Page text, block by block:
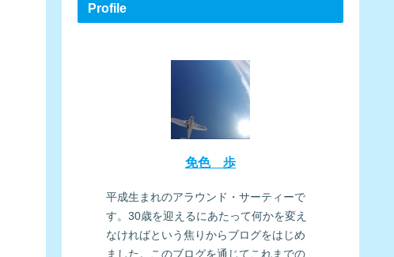
Profile
免色 歩
平成生まれのアラウンド・サーティーで
す。30歳を迎えるにあたって何かを変え
なければという焦りからブログをはじめ
ました。このブログを通じてこれまでの